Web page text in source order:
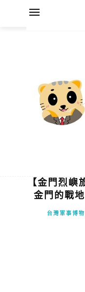
【金門烈嶼
金門的戰
台灣軍事博